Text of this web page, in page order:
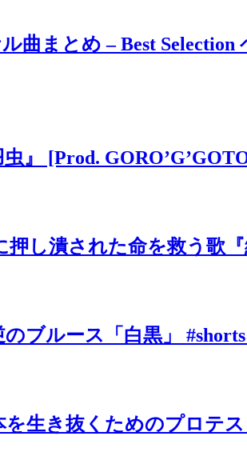
曲まとめ – Best
』 [Prod.
し潰された命を救う歌
ブルース「白黒」
生き抜くためのプロテ